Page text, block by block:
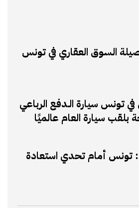
السوق العقاري في تونس
تونس سيارة الـدفع الرباعي
تونس أمام تحدي استعادة